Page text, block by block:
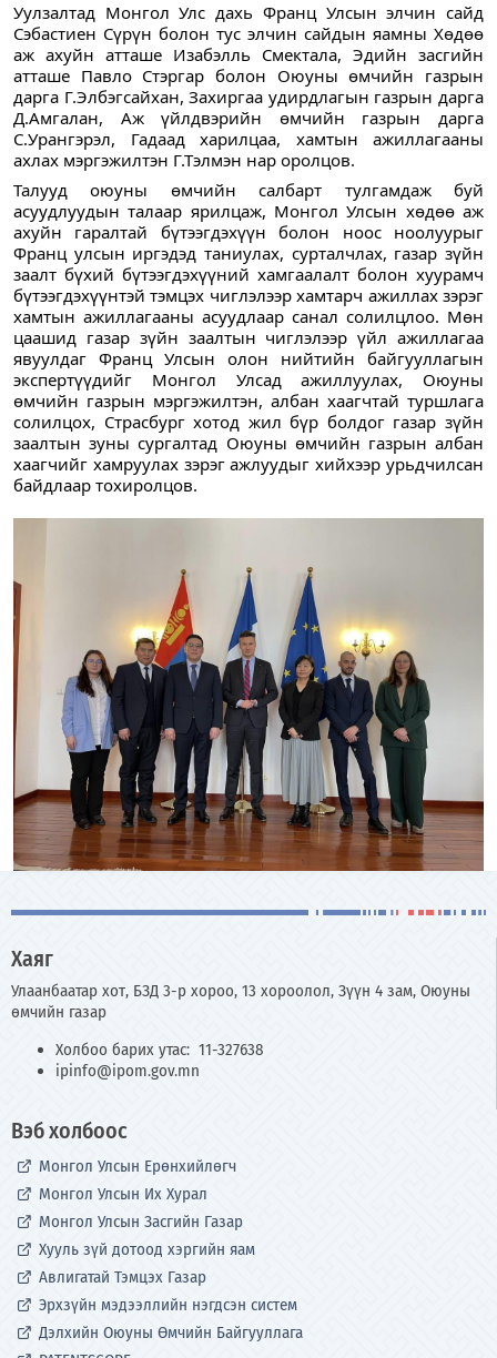
Уулзалтад Монгол Улс дахь Франц Улсын элчин сайд
Сэбастиен Сүрүн болон тус элчин сайдын яамны Хөдөө
аж ахуйн атташе Изабэлль Смектала, Эдийн засгийн
атташе Павло Стэргар болон Оюуны өмчийн газрын
дарга Г.Элбэгсайхан, Захиргаа удирдлагын газрын дарга
Д.Амгалан, Аж үйлдвэрийн өмчийн газрын дарга
С.Урангэрэл, Гадаад харилцаа, хамтын ажиллагааны
ахлах мэргэжилтэн Г.Тэлмэн нар оролцов.
Талууд оюуны өмчийн салбарт тулгамдаж буй
асуудлуудын талаар ярилцаж, Монгол Улсын хөдөө аж
ахуйн гаралтай бүтээгдэхүүн болон ноос ноолуурыг
Франц улсын иргэдэд таниулах, сурталчлах, газар зүйн
заалт бүхий бүтээгдэхүүний хамгаалалт болон хуурамч
бүтээгдэхүүнтэй тэмцэх чиглэлээр хамтарч ажиллах зэрэг
хамтын ажиллагааны асуудлаар санал солилцлоо. Мөн
цаашид газар зүйн заалтын чиглэлээр үйл ажиллагаа
явуулдаг Франц Улсын олон нийтийн байгууллагын
экспертүүдийг Монгол Улсад ажиллуулах, Оюуны
өмчийн газрын мэргэжилтэн, албан хаагчтай туршлага
солилцох, Страсбург хотод жил бүр болдог газар зүйн
заалтын зуны сургалтад Оюуны өмчийн газрын албан
хаагчийг хамруулах зэрэг ажлуудыг хийхээр урьдчилсан
байдлаар тохиролцов.
Хаяг
Улаанбаатар хот, БЗД 3-р хороо, 13 хороолол, Зүүн 4 зам, Оюуны
өмчийн газар
Холбоо барих утас: 11-327638
ipinfo@ipom.gov.mn
Вэб холбоос
Монгол Улсын Ерөнхийлөгч
Монгол Улсын Их Хурал
Монгол Улсын Засгийн Газар
Хууль зүй дотоод хэргийн яам
Авлигатай Тэмцэх Газар
Эрхзүйн мэдээллийн нэгдсэн систем
Дэлхийн Оюуны Өмчийн Байгууллага